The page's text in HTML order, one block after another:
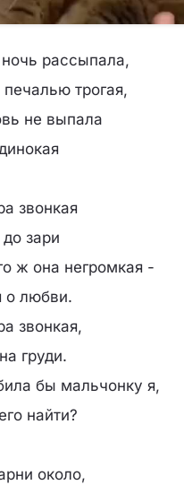
рассыпала,
трогая,
не выпала
звонкая
зари
ж она негромкая -
о любви.
звонкая,
груди.
бы мальчонку я,
найти?
около,